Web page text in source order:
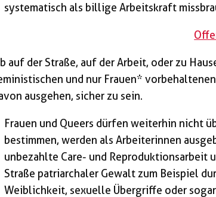
systematisch als billige Arbeitskraft
auf der Straße, auf der Arbeit, oder zu
und nur Frauen*
ausgehen, sicher zu sein.
Frauen und Queers dürfen weiterhin nicht
bestimmen, werden als Arbeiterinnen
unbezahlte Care- und Reproduktionsarbeit
Straße patriarchaler Gewalt zum Beispiel
Weiblichkeit, sexuelle Übergriffe oder